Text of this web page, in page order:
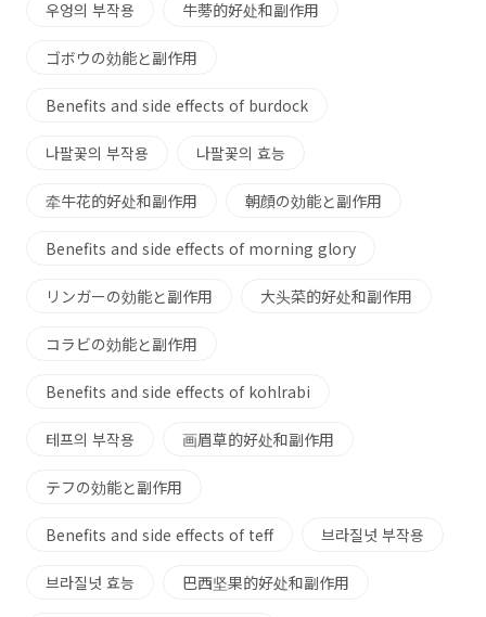
우엉의 부작용 牛蒡的好处和副作用
ゴボウの効能と副作用
Benefits and side effects of burdock
나팔꽃의 부작용 나팔꽃의 효능
牵牛花的好处和副作用 朝顔の効能と副作用
Benefits and side effects of morning glory
リンガーの効能と副作用 大头菜的好处和副作用
コラビの効能と副作用
Benefits and side effects of kohlrabi
테프의 부작용 画眉草的好处和副作用
テフの効能と副作用
Benefits and side effects of teff 브라질넛 부작용
브라질넛 효능 巴西坚果的好处和副作用